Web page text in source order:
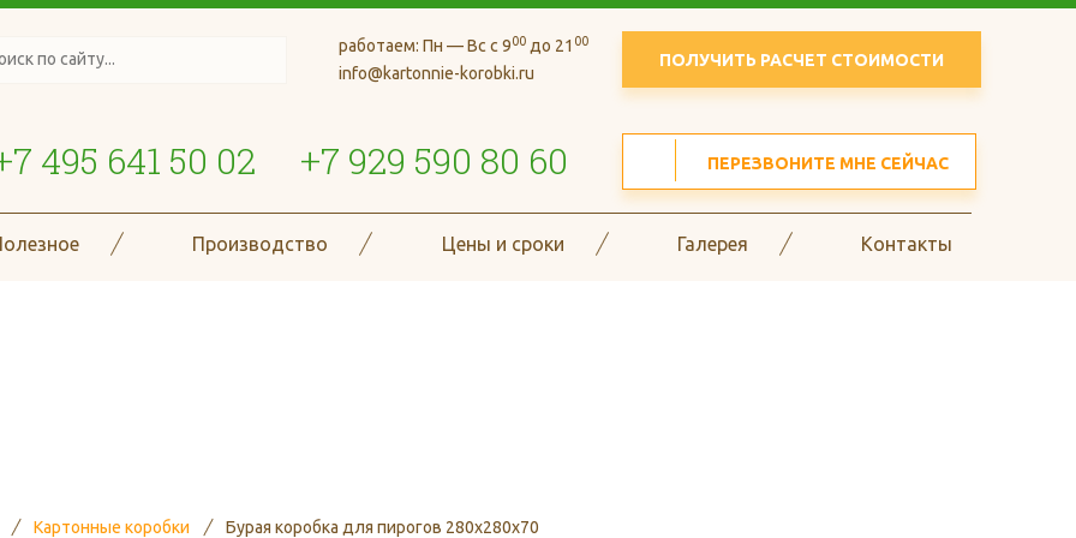
работаем: Пн — Вс с 900до 21 00
info@kartonnie-korobki.ru
ПОЛУЧИТЬ РАСЧЕТ СТОИМОСТИ
495 641 50 02 +7 929 590 80 60 ПЕРЕЗВОНИТЕ МНЕ СЕЙЧАС
Производство Цены и сроки Галерея Контакты
Картонные коробки Бурая коробка для пирогов 280x280x70